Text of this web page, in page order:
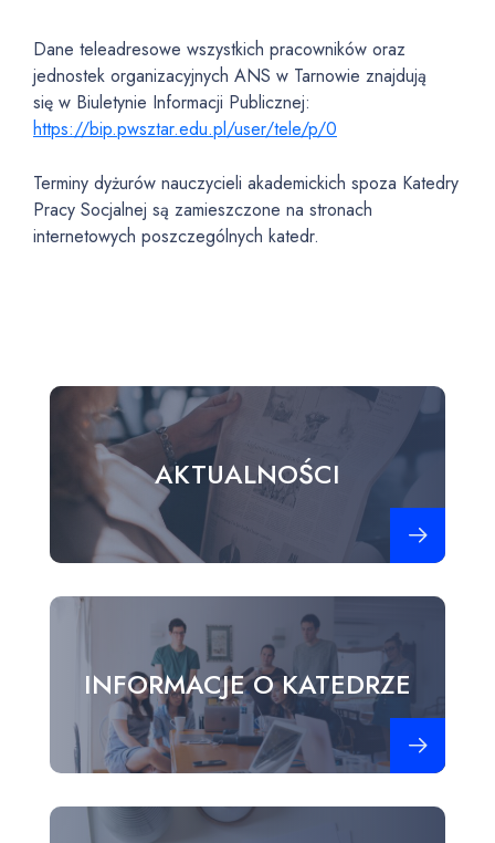
Dane teleadresowe wszystkich pracowników oraz
jednostek organizacyjnych ANS w Tarnowie znajdują
się w Biuletynie Informacji Publicznej:
https://bip.pwsztar.edu.pl/user/tele/p/0
Terminy dyżurów nauczycieli akademickich spoza Katedry
Pracy Socjalnej są zamieszczone na stronach
internetowych poszczególnych katedr.
AKTUALNOŚCI
INFORMACJE O KATEDRZE